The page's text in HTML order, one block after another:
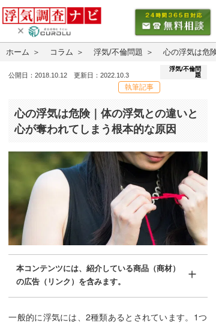
ホーム コラム 浮気/不倫問題 心の浮気は危
公開日：2018.10.12 更新日：2022.10.3
執筆記事
浮気/不倫問
題
心の浮気は危険｜体の浮気との違いと
心が奪われてしまう根本的な原因
本コンテンツには、紹介している商品（商材）
の広告（リンク）を含みます。
一般的に浮気には、2種類あるとされています。1つ